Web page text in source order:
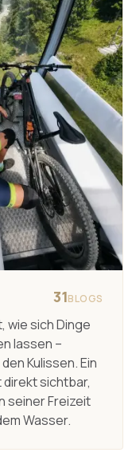
31BLOGS
wie sich Dinge
lassen –
Kulissen. Ein
sichtbar,
seiner Freizeit
Wasser.